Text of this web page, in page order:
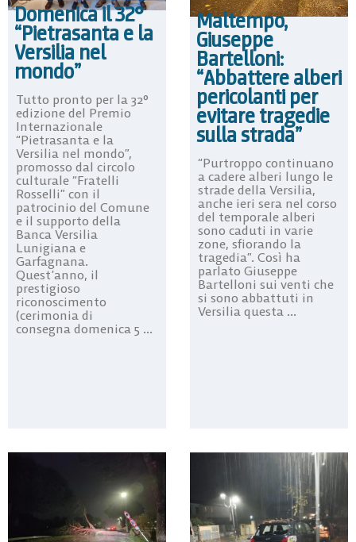
Domenica il 32°
“Pietrasanta e la
Versilia nel
mondo”
Tutto pronto per la 32°
edizione del Premio
Internazionale
“Pietrasanta e la
Versilia nel mondo”,
promosso dal circolo
culturale “Fratelli
Rosselli” con il
patrocinio del Comune
e il supporto della
Banca Versilia
Lunigiana e
Garfagnana.
Quest’anno, il
prestigioso
riconoscimento
(cerimonia di
consegna domenica 5 ...
Maltempo,
Giuseppe
Bartelloni:
“Abbattere alberi
pericolanti per
evitare tragedie
sulla strada”
“Purtroppo continuano
a cadere alberi lungo le
strade della Versilia,
anche ieri sera nel corso
del temporale alberi
sono caduti in varie
zone, sfiorando la
tragedia”. Così ha
parlato Giuseppe
Bartelloni sui venti che
si sono abbattuti in
Versilia questa ...